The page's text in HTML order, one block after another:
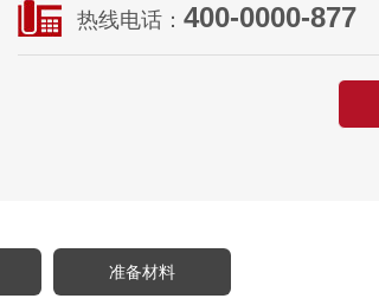
热线电话： 400-0000-877
准备材料